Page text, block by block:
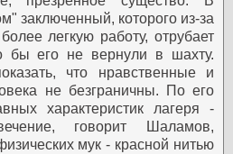
заключенный, которого из-за
легкую работу, отрубает
бы его не вернули в шахту.
что нравственные и
не безграничны. По его
характеристик лагеря -
говорит Шаламов,
мук - красной нитью